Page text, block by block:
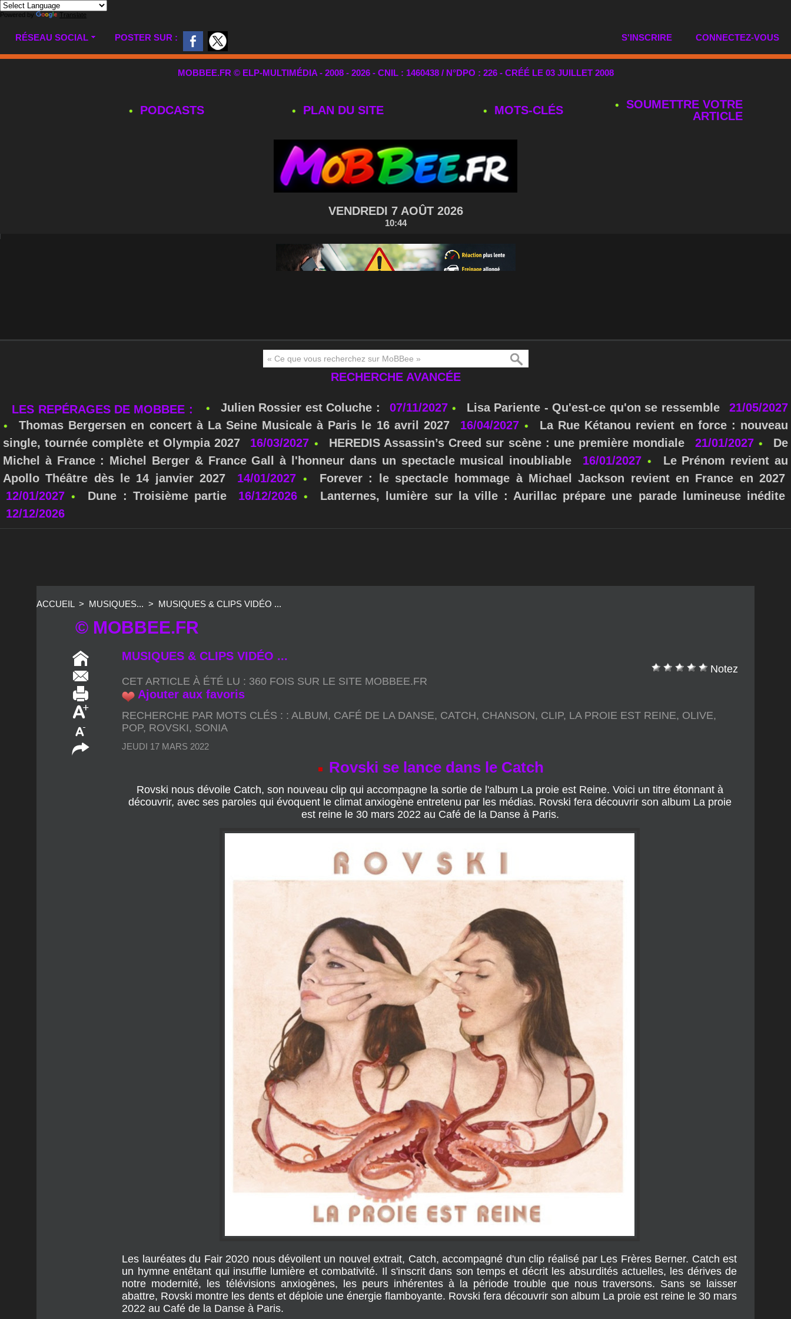
Powered by Translate
RÉSEAU SOCIAL POSTER SUR : CONNECTEZ-VOUS
S'INSCRIRE
MOBBEE.FR © ELP-MULTIMÉDIA - 2008 - 2026 - CNIL : 1460438 / N°DPO : 226 - CRÉÉ LE 03 JUILLET 2008
PODCASTS PLAN DU SITE MOTS‑CLÉS
SOUMETTRE VOTRE
ARTICLE
VENDREDI 7 AOÛT 2026
10:44
RECHERCHE AVANCÉE
LES REPÉRAGES DE MOBBEE : Julien Rossier est Coluche : 07/11/2027 Lisa Pariente - Qu'est-ce qu'on se ressemble
21/05/2027
Thomas Bergersen en concert à La Seine Musicale à Paris le 16 avril 2027
16/04/2027
La Rue Kétanou revient en force : nouveau
single, tournée complète et Olympia 2027
16/03/2027 HEREDIS Assassin’s Creed sur scène : une première mondiale 21/01/2027
De
Michel à France : Michel Berger & France Gall à l'honneur dans un spectacle musical inoubliable
16/01/2027
Le Prénom revient au
Apollo Théâtre dès le 14 janvier 2027
14/01/2027
Forever : le spectacle hommage à Michael Jackson revient en France en 2027
12/01/2027
Dune : Troisième partie 16/12/2026
Lanternes, lumière sur la ville : Aurillac prépare une parade lumineuse inédite
12/12/2026
ACCUEIL > MUSIQUES... > MUSIQUES & CLIPS VIDÉO ...
© MOBBEE.FR
MUSIQUES & CLIPS VIDÉO ...
Notez
CET ARTICLE À ÉTÉ LU : 360 FOIS SUR LE SITE MOBBEE.FR
Ajouter aux favoris
RECHERCHE PAR MOTS CLÉS : :ALBUM, CAFÉ DE LA DANSE, CATCH, CHANSON, CLIP, LA PROIE EST REINE, OLIVE,
POP, ROVSKI, SONIA
JEUDI 17 MARS 2022
Rovski se lance dans le Catch
Rovski nous dévoile Catch, son nouveau clip qui accompagne la sortie de l'album La proie est Reine. Voici un titre étonnant à
découvrir, avec ses paroles qui évoquent le climat anxiogène entretenu par les médias. Rovski fera découvrir son album La proie
est reine le 30 mars 2022 au Café de la Danse à Paris.
Les lauréates du Fair 2020 nous dévoilent un nouvel extrait, Catch, accompagné d'un clip réalisé par Les Frères Berner. Catch est
un hymne entêtant qui insuffle lumière et combativité. Il s'inscrit dans son temps et décrit les absurdités actuelles, les dérives de
notre modernité, les télévisions anxiogènes, les peurs inhérentes à la période trouble que nous traversons. Sans se laisser
abattre, Rovski montre les dents et déploie une énergie flamboyante. Rovski fera découvrir son album La proie est reine le 30 mars
2022 au Café de la Danse à Paris.